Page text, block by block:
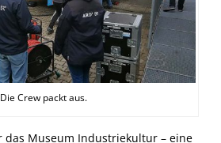
Die Crew packt aus.
das Museum Industriekultur – eine